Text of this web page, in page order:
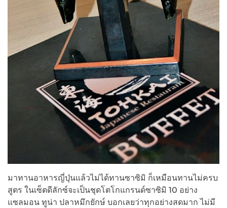
มาทานอาหารญี่ปุ่นแล้วไม่ได้ทานซาซิมิ ก็เหมือนทานไม่ครบ
สูตร ในเซ็ตดีลักซ์จะเป็นชุดโตโกแกรนด์ซาซิมิ 10 อย่าง
แซลมอน ทูน่า ปลาหมึกยักษ์ บอกเลยว่าทุกอย่างสดมาก ไม่มี